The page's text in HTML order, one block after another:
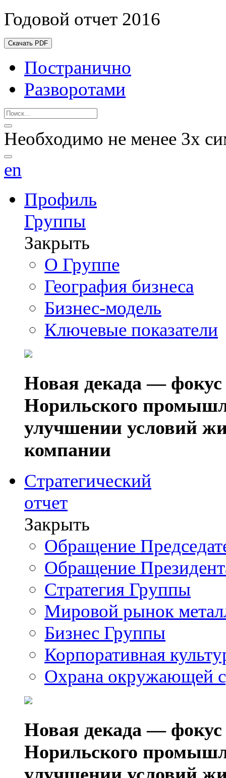
Годовой отчет 2016
Скачать PDF
Постранично
Разворотами
Необходимо не менее 3х
en
Профиль
Группы
Закрыть
О Группе
География бизнеса
Бизнес-модель
Ключевые показатели
Новая декада — фокус
Норильского
улучшении условий
компании
Стратегический
отчет
Закрыть
Обращение
Обращение
Стратегия Группы
Мировой рынок
Бизнес Группы
Корпоративная
Охрана окружающей
Новая декада — фокус
Норильского